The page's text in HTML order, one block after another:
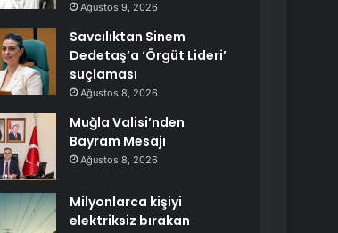
Ağustos 9, 2026
Savcılıktan Sinem
Dedetaş’a ‘Örgüt Lideri’
suçlaması
Ağustos 8, 2026
Muğla Valisi’nden
Bayram Mesajı
Ağustos 8, 2026
Milyonlarca kişiyi
elektriksiz bırakan